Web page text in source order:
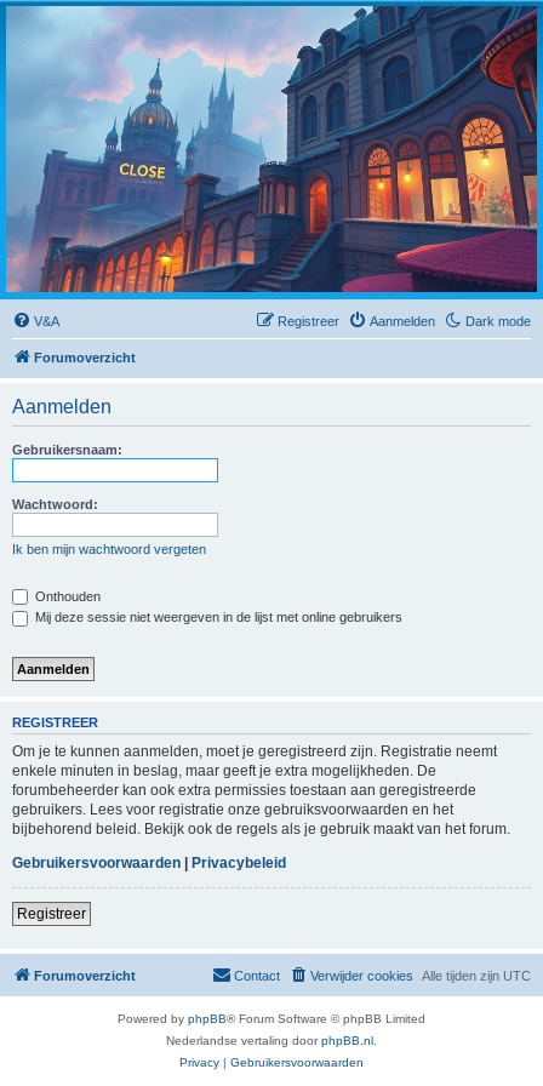
Dark mode
V&A Aanmelden
Registreer
Forumoverzicht
Aanmelden
Gebruikersnaam:
Wachtwoord:
Ik ben mijn wachtwoord vergeten
Onthouden
Mij deze sessie niet weergeven in de lijst met online gebruikers
REGISTREER
Om je te kunnen aanmelden, moet je geregistreerd zijn. Registratie neemt
enkele minuten in beslag, maar geeft je extra mogelijkheden. De
forumbeheerder kan ook extra permissies toestaan aan geregistreerde
gebruikers. Lees voor registratie onze gebruiksvoorwaarden en het
bijbehorend beleid. Bekijk ook de regels als je gebruik maakt van het forum.
Gebruikersvoorwaarden | Privacybeleid
Registreer
Forumoverzicht Alle tijden zijn UTC
Verwijder cookies
Contact
Powered by phpBB® Forum Software © phpBB Limited
Nederlandse vertaling doorphpBB.nl
Privacy | Gebruikersvoorwaarden